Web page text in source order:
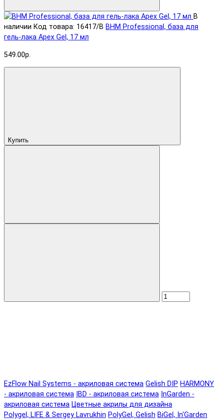
В
наличии Код товара: 16417/B BHM Professional, база для
гель-лака Apex Gel, 17 мл
549.00р.
Купить
EzFlow Nail Systems - акриловая система Gelish DIP HARMONY
- акриловая система IBD - акриловая система InGarden -
акриловая система Цветные акрилы для дизайна
Polygel, LIFE & Sergey Lavrukhin PolyGel, Gelish BiGel, In'Garden